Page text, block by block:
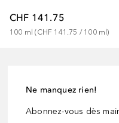
CHF 141.75
100 ml (CHF 141.75 / 100 ml)
Ne manquez rien!
Abonnez-vous dès